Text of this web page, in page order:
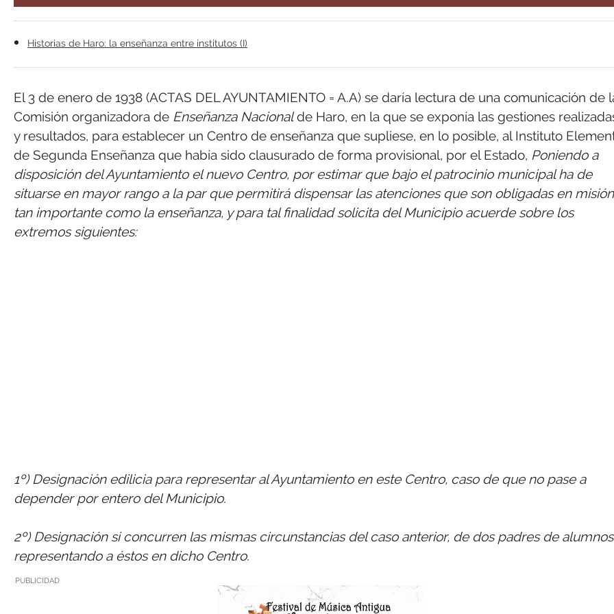
Historias de Haro: la enseñanza entre institutos (I)
El 3 de enero de 1938 (ACTAS DEL AYUNTAMIENTO = A.A) se daría lectura de una comunicación de
Comisión organizadora de Enseñanza Nacionalde Haro, en la que se exponía las gestiones
y resultados, para establecer un Centro de enseñanza que supliese, en lo posible, al Instituto
de Segunda Enseñanza que había sido clausurado de forma provisional, por el Estado, Poniendo a
disposición del Ayuntamiento el nuevo Centro, por estimar que bajo el patrocinio municipal ha de
situarse en mayor rango a la par que permitirá dispensar las atenciones que son obligadas en misión
tan importante como la enseñanza, y para tal finalidad solicita del Municipio acuerde sobre los
extremos siguientes:
1º) Designación edilicia para representar al Ayuntamiento en este Centro, caso de que no pase a
depender por entero del Municipio.
2º) Designación si concurren las mismas circunstancias del caso anterior, de dos padres de alumnos
representando a éstos en dicho Centro.
PUBLICIDAD